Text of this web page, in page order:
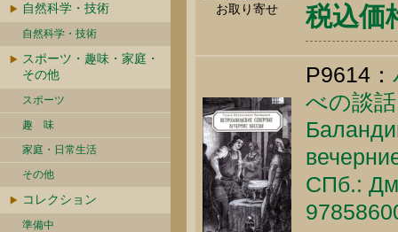
自然科学・技術
自然科学・技術
スポーツ・趣味・家庭・
その他
スポーツ
趣 味
家庭・日常生活
その他
コレクション
準備中
お取り寄せ 税込価
P9614：
べの談
СПб.: